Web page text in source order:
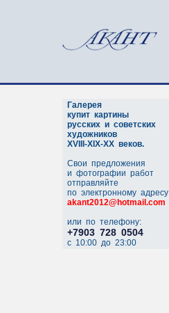
Галерея
купит картины
русских и советских
художников
XVIII-XIX-XX веков.
Свои предложения
и фотографии работ
отправляйте
по электронному адресу
akant2012@hotmail.com
или по телефону:
+7903 728 0504
c 10:00 до 23:00